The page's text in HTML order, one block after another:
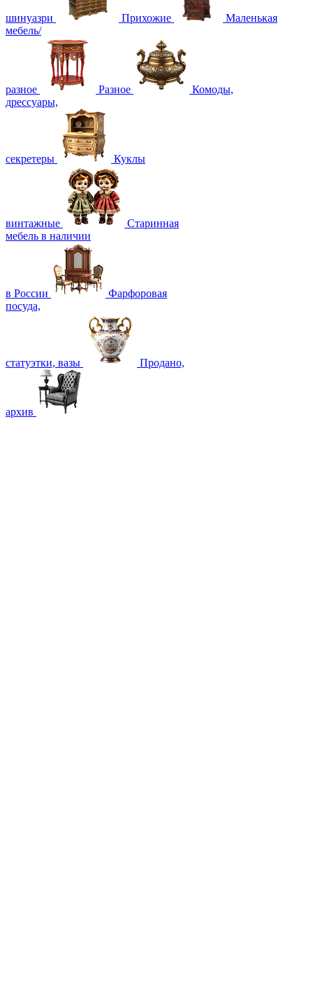
шинуазри Прихожие
Маленькая
мебель/
разное Разное
Комоды,
дрессуары,
секретеры Куклы
винтажные
Старинная
мебель в наличии
в России
Фарфоровая
посуда,
статуэтки, вазы Продано,
архив